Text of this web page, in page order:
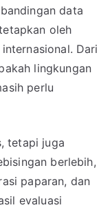
data
oleh
Dari
lingkungan
perlu
tetapi juga
berlebih,
paparan, dan
evaluasi